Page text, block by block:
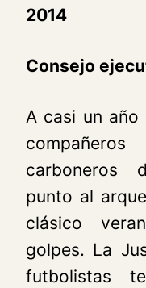
2014
Consejo
A casi un año
carboneros
punto al
clásico
golpes. La
futbolistas